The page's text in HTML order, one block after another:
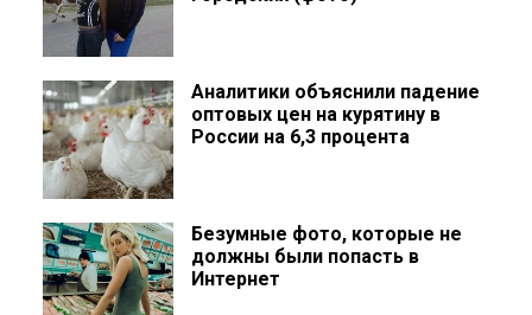
Аналитики объяснили падение
оптовых цен на курятину в
России на 6,3 процента
Безумные фото, которые не
должны были попасть в
Интернет